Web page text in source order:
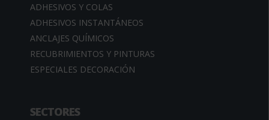
ADHESIVOS Y COLAS
ADHESIVOS INSTANTÁNEOS
ANCLAJES QUÍMICOS
RECUBRIMIENTOS Y PINTURAS
ESPECIALES DECORACIÓN
SECTORES